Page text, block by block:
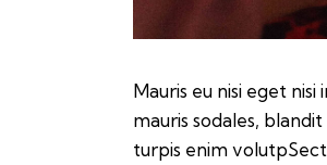
Mauris eu nisi eget
mauris sodales,
turpis enim